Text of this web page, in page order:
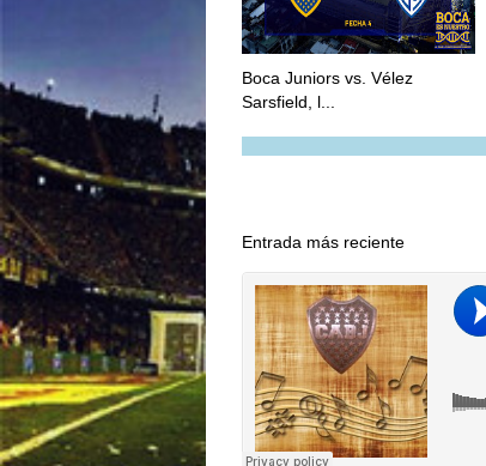
Boca Juniors vs. Vélez
Sarsfield, l...
Entrada más reciente